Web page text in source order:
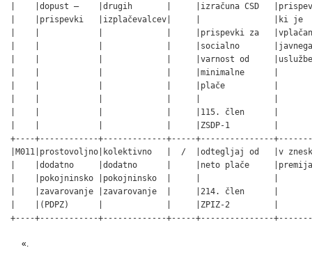
|    |dopust –    |drugih       |     |izračuna CSD
|    |prispevki   |izplačevalcev|     |               |ki
|    |            |             |     |prispevki za
|    |            |             |     |socialno
|    |            |             |     |varnost od
|    |            |             |     |minimalne      |
|    |            |             |     |plače          |
|    |            |             |     |115. člen      |
|    |            |             |     |ZSDP-1         |
+----+------------+-------------+-----+---------------
|M011|prostovoljno|kolektivno   |  /  |odtegljaj od   |v
|    |dodatno     |dodatno      |     |neto plače
|    |pokojninsko |pokojninsko  |     |               |
|    |zavarovanje |zavarovanje  |     |214. člen      |
|    |(PDPZ)      |             |     |ZPIZ-2         |
+----+------------+-------------+-----+---------------
«.